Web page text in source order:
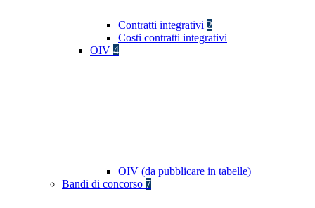
Contratti integrativi 2
Costi contratti integrativi
OIV 4
OIV (da pubblicare in tabelle)
Bandi di concorso 7